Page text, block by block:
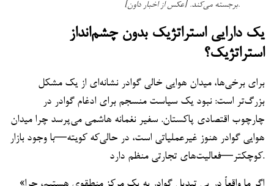
برجسته می‌کند. [عکس از اخبار داون].
یک دارایی استراتژیک بدون چشم‌انداز
استراتژیک؟
برای برخی‌ها، میدان هوایی خالی گوادر نشانه‌ای از یک مشکل
بزرگ‌تر است: نبود یک سیاست منسجم برای ادغام گوادر در
چارچوب اقتصادی پاکستان. سفیر نغمانه هاشمی می‌پرسد چرا میدان
هوایی گوادر هنوز غیرعملیاتی است، در حالی‌که کویته—با وجود بازار
کوچکتر—فعالیت‌های تجارتی منظم دارد.